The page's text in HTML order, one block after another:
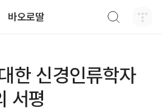
바오로딸
한 신경인류학자
서평